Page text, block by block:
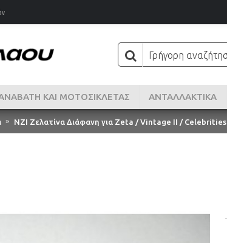
ΚΑΙ ΜΟΤΟΣΙΚΛΈΤΑΣ ΑΝΤΑΛΛΑΚΤΙΚΑ
NZI Ζελατίνα Διάφανη για Zeta / Vintage II / Celebrities